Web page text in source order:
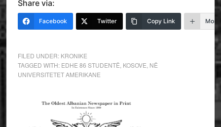
Share via:
Facebook Twitter Copy Link More
FILED UNDER: KRONIKE
TAGGED WITH: EDHE 86 STUDENTË KOSOVE NË
UNIVERSITETET AMERIKANE